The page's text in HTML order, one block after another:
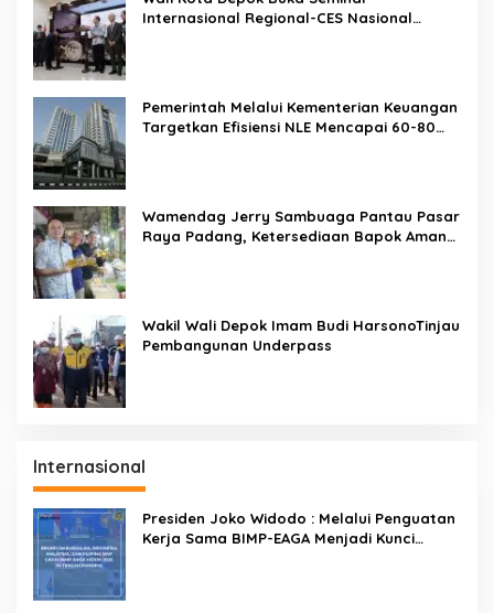
Internasional Regional-CES Nasional
Pemerintah Melalui Kementerian Keuangan
Targetkan Efisiensi NLE Mencapai 60-80
Wamendag Jerry Sambuaga Pantau Pasar
Raya Padang, Ketersediaan Bapok Aman
Wakil Wali Depok Imam Budi HarsonoTinjau
Pembangunan Underpass
Internasional
Presiden Joko Widodo : Melalui Penguatan
Kerja Sama BIMP-EAGA Menjadi Kunci